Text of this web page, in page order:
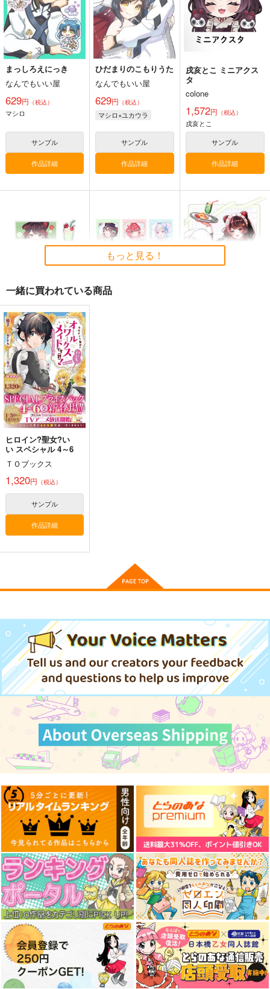
まっしろえにっき
なんでもいい屋
629円 （税込）
マシロ
サンプル
作品詳細
ひだまりのこもりうた
なんでもいい屋
629円 （税込）
マシロ×ユカウラ
サンプル
作品詳細
戌亥とこ ミニアクス
タ
colone
1,572円 （税込）
戌亥とこ
サンプル
作品詳細
＃にじそうさく11 ス
テッカーセット
colone
787円 （税込）
戌亥とこ
サンプル
作品詳細
んじまとめ本2
1,572円 （税込）
戌亥とこ
サンプル
作品詳細
Chroma Verse にじさ
んじまとめ本
1,572円（税込）
戌亥とこ
作品詳細
サンプル
作品詳細
夏娘タペストリー
sakiyama幕府
1,100円（税込）
夏娘
サンプル
作品詳細
もっと見る！
一緒に買われている商品
ヒロイン?聖女?い
い スペシャル 4～6
ＴＯブックス
1,320円 （税込）
サンプル
作品詳細